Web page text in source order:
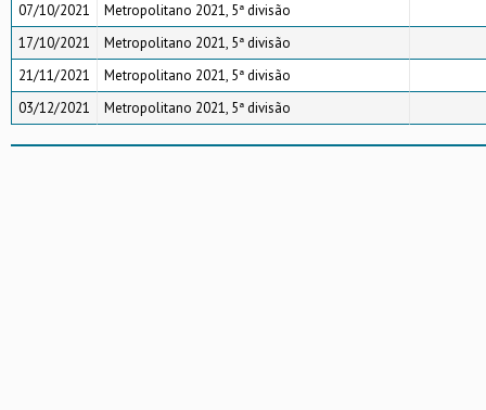
07/10/2021
Metropolitano 2021, 5ª divisão
17/10/2021
Metropolitano 2021, 5ª divisão
21/11/2021
Metropolitano 2021, 5ª divisão
03/12/2021
Metropolitano 2021, 5ª divisão